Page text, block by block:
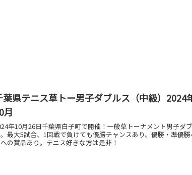
葉県テニス草トー男子ダブルス（中級）2024
月
年10月26日千葉県白子町で開催！一般草トーナメント男子ダ
最大5試合、1回戦で負けても優勝チャンスあり、優勝・準優勝
の賞品あり。テニス好きな方は是非！